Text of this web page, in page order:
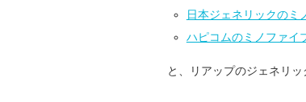
日本ジェネリックのミ
ハピコムのミノファイ
と、リアップのジェネリッ